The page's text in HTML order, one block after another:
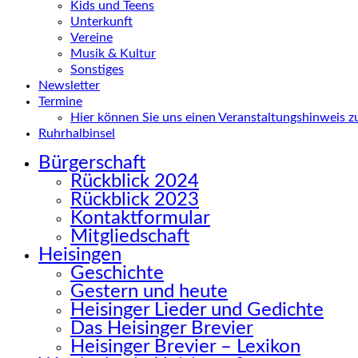
Kids und Teens
Unterkunft
Vereine
Musik & Kultur
Sonstiges
Newsletter
Termine
Hier können Sie uns einen Veranstaltungshinweis
Ruhrhalbinsel
Bürgerschaft
Rückblick 2024
Rückblick 2023
Kontaktformular
Mitgliedschaft
Heisingen
Geschichte
Gestern und heute
Heisinger Lieder und Gedichte
Das Heisinger Brevier
Heisinger Brevier – Lexikon